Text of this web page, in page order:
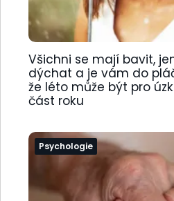
Všichni se mají bavit,
dýchat a je vám do
že léto může být pro
část roku
Psychologie